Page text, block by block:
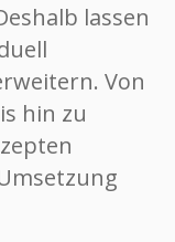
lassen
Von
hin zu